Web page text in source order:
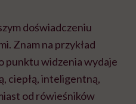
doświadczeniu
Znam na przykład
punktu widzenia wydaje
ciepłą, inteligentną,
od rówieśników